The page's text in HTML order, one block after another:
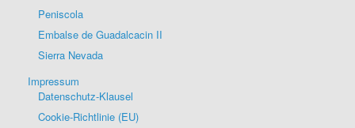
Peniscola
Embalse de Guadalcacin II
Sierra Nevada
Impressum
Datenschutz-Klausel
Cookie-Richtlinie (EU)